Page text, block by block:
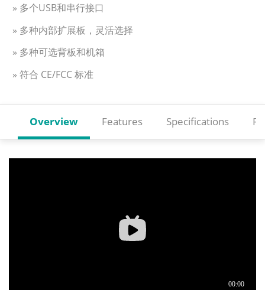
» 多个USB和串行接口
» 多种内部扩展板，灵活选择
» 多种可选背板和机箱
» 符合 CE/FCC 标准
Overview Features Specifications